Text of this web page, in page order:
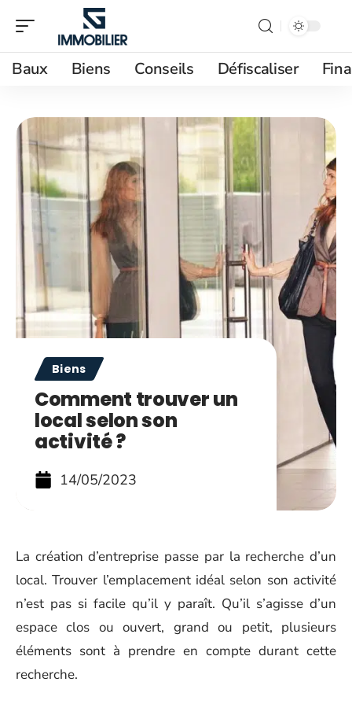
Baux Biens Conseils Défiscaliser
Biens
Comment trouver un
local selon son
activité ?
14/05/2023
La création d’entreprise passe par la recherche d’un
local. Trouver l’emplacement idéal selon son activité
n’est pas si facile qu’il y paraît. Qu’il s’agisse d’un
espace clos ou ouvert, grand ou petit, plusieurs
éléments sont à prendre en compte durant cette
recherche.